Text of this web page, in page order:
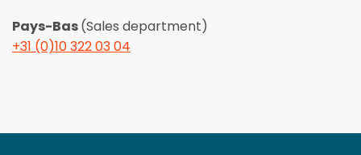
Pays-Bas(Sales department)
+31 (0)10 322 03 04